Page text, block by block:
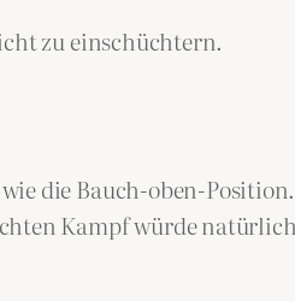
zu einschüchtern.
die Bauch-oben-
Kampf würde